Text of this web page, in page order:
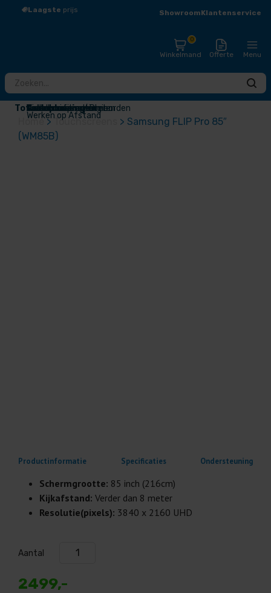
Laagste prijs Grootassortiment
ShowroomKlantenservice
Winkelmand
0
Offerte Menu
Totaaloplossingen
Touchscreens / Digiborden
Presentatieschermen
Audio
Draadloos presenteren
Videoconferentie
Narrowcasting
Accessoires
Outlet
Werken op Afstand
Home> Touchscreens > Samsung FLIP Pro 85″
(WM85B)
Productinformatie Specificaties Ondersteuning
Schermgrootte: 85 inch (216cm)
Kijkafstand: Verder dan 8 meter
Resolutie(pixels): 3840 x 2160 UHD
Aantal
2499,-